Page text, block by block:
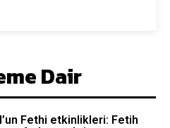
Dair
Fethi etkinlikleri: Fetih